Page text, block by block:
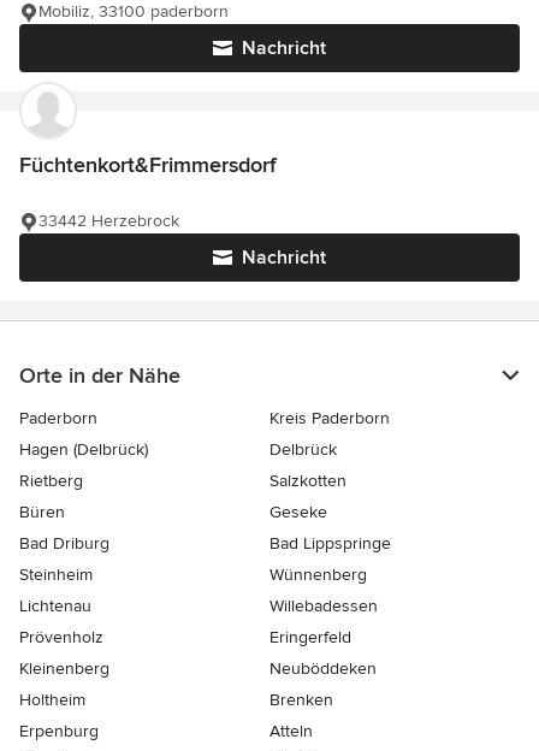
Nachricht
Mobiliz, 33100 paderborn
Füchtenkort&Frimmersdorf
Nachricht
33442 Herzebrock
Orte in der Nähe
Paderborn
Kreis Paderborn
Hagen (Delbrück)
Delbrück
Rietberg
Salzkotten
Büren
Geseke
Bad Driburg
Bad Lippspringe
Steinheim
Wünnenberg
Lichtenau
Willebadessen
Prövenholz
Eringerfeld
Kleinenberg
Neuböddeken
Holtheim
Brenken
Erpenburg
Atteln